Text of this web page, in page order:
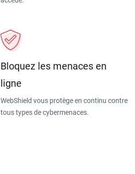
Bloquez les menaces en
ligne
WebShield vous protège en continu contre
tous types de cybermenaces.